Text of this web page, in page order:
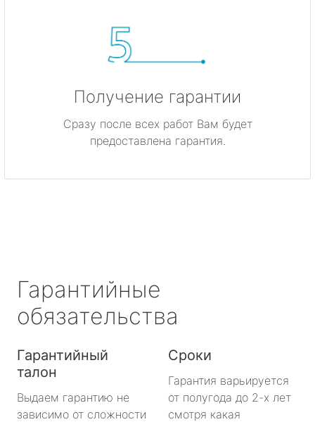
Получение гарантии
Сразу после всех работ Вам будет
предоставлена гарантия.
Гарантийные
обязательства
Гарантийный
талон
Выдаем гарантию не
зависимо от сложности
Сроки
Гарантия варьируется
от полугода до 2-х лет
смотря какая